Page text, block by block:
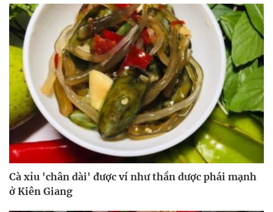
Cà xỉu 'chân dài' được ví như thần dược phái mạnh
ở Kiên Giang